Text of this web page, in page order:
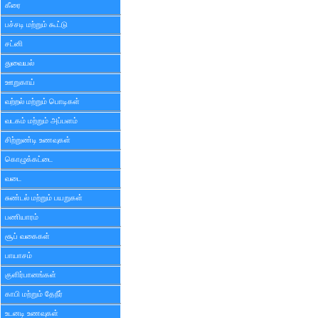
கீரை
பச்சடி மற்றும் கூட்டு
சட்னி
துவையல்
ஊறுகாய்
வற்றல் மற்றும் பொடிகள்
வடகம் மற்றும் அப்பளம்
சிற்றுண்டி உணவுகள்
கொழுக்கட்டை
வடை
சுண்டல் மற்றும் பயறுகள்
பணியாரம்
சூப் வகைகள்
பாயாசம்
குளிர்பானங்கள்
காபி மற்றும் தேநீர்
உடனடி உணவுகள்